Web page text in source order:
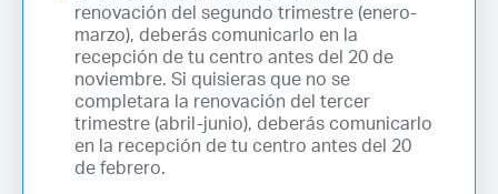
renovación del segundo trimestre (enero-
marzo), deberás comunicarlo en la
recepción de tu centro antes del 20 de
noviembre. Si quisieras que no se
completara la renovación del tercer
trimestre (abril-junio), deberás comunicarlo
en la recepción de tu centro antes del 20
de febrero.